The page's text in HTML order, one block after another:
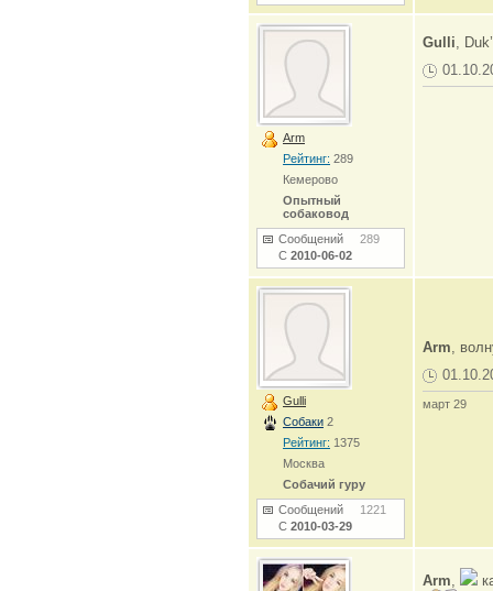
Arm
Рейтинг: 289
Кемерово
Опытный
собаковод
Сообщений 289
С 2010-06-02
Gulli,
Gulli
Собаки 2
Рейтинг: 1375
Москва
Собачий гуру
Сообщений 1221
С 2010-03-29
Arm,
март 29
Arm,